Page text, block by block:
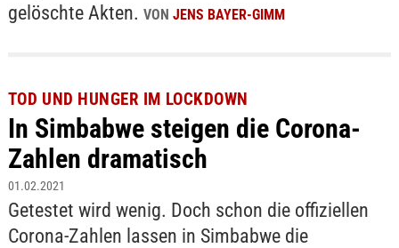
gelöschte Akten. VON JENS BAYER-GIMM
TOD UND HUNGER IM LOCKDOWN
In Simbabwe steigen die Corona-
Zahlen dramatisch
01.02.2021
Getestet wird wenig. Doch schon die offiziellen
Corona-Zahlen lassen in Simbabwe die